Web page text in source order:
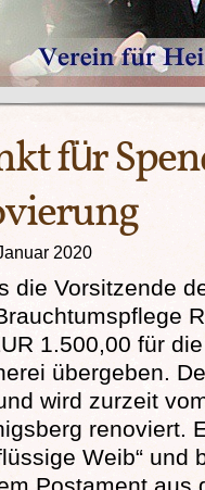
für
2020
die Vorsitzende
1.500,00 für
übergeben.
wird zurzeit
renoviert.
Weib“ und